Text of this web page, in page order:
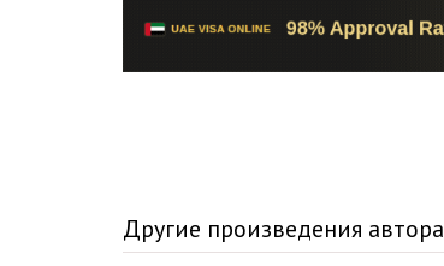
Serdtsa_tryoh_016
Другие произведения автора